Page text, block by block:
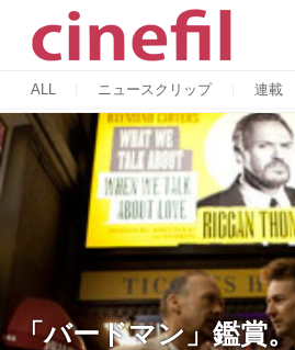
ALL ニュースクリップ 連載
「バードマン」鑑賞。